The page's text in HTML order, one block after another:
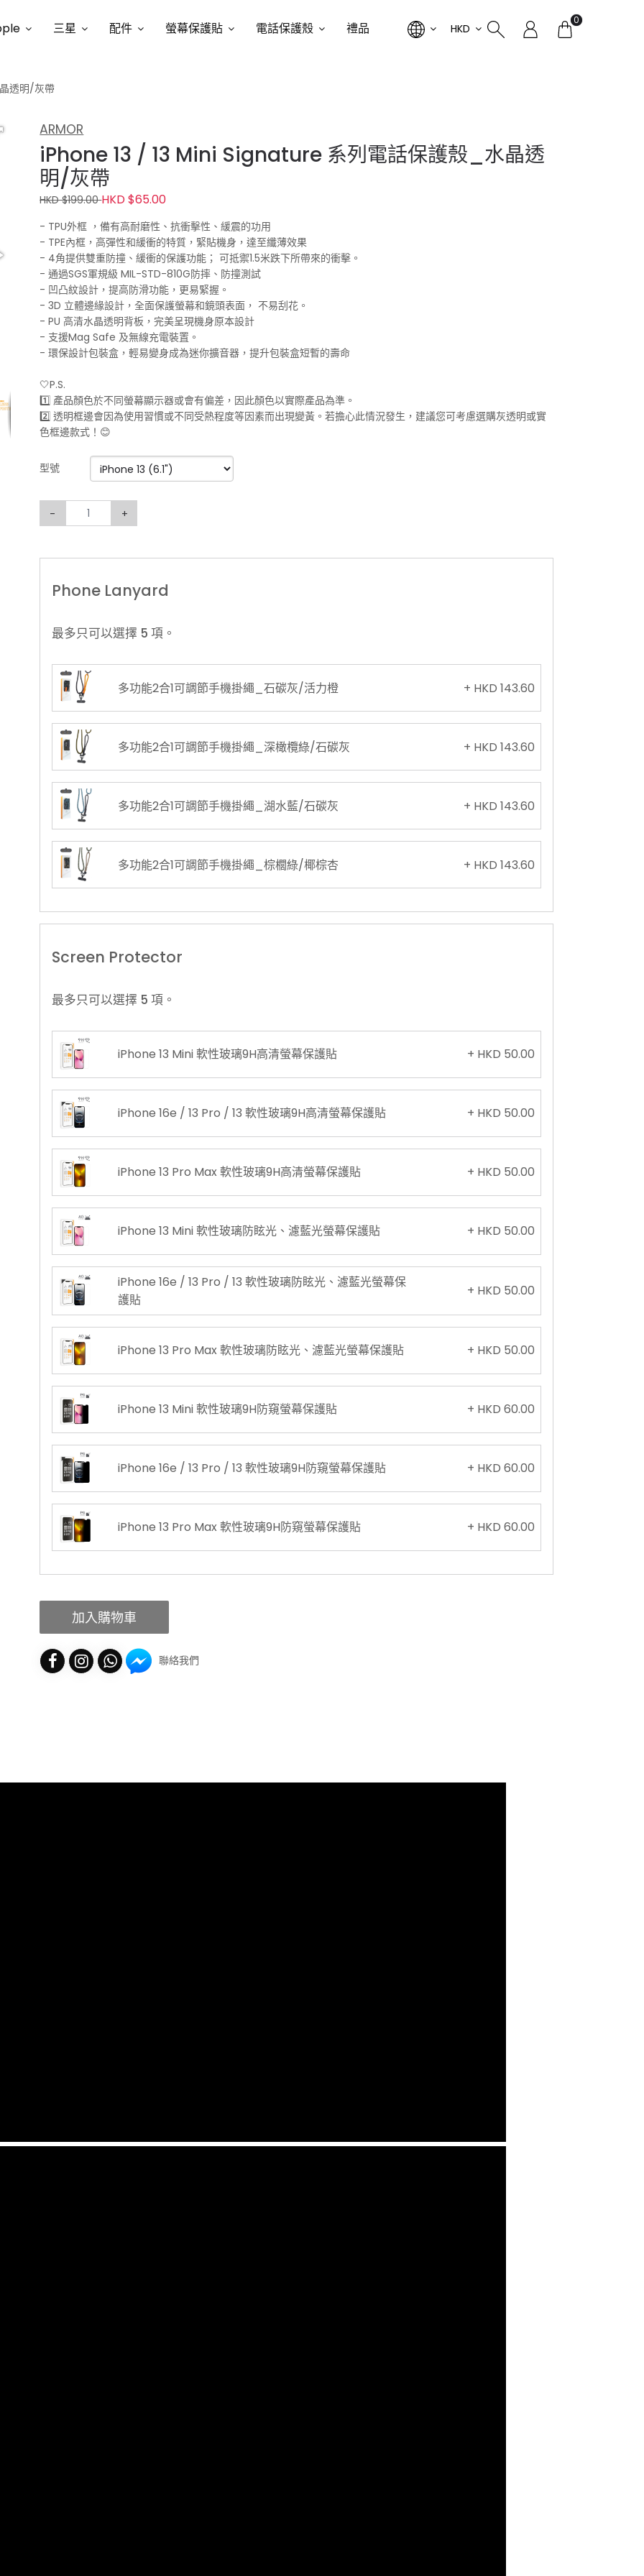
三星 配件 螢幕保護貼 電話保護殼 禮品 HKD
0
透明/灰帶
ARMOR
iPhone 13 / 13 Mini Signature 系列電話保護殼_水晶透
明/灰帶
HKD $199.00HKD $65.00
- TPU外框 ，備有高耐磨性、抗衝擊性、緩震的功用
- TPE內框，高彈性和緩衝的特質，緊貼機身，達至纖薄效果
- 4角提供雙重防撞、緩衝的保護功能； 可抵禦1.5米跌下所帶來的衝擊。
- 通過SGS軍規級 MIL-STD-810G防摔、防撞測試
- 凹凸紋設計，提高防滑功能，更易緊握。
- 3D 立體邊緣設計，全面保護螢幕和鏡頭表面， 不易刮花。
- PU 高清水晶透明背板，完美呈現機身原本設計
- 支援Mag Safe 及無線充電裝置。
- 環保設計包裝盒，輕易變身成為迷你擴音器，提升包裝盒短暫的壽命
🤍P.S.
1️⃣ 產品顏色於不同螢幕顯示器或會有偏差，因此顏色以實際產品為準。
2️⃣ 透明框邊會因為使用習慣或不同受熱程度等因素而出現變黃。若擔心此情況發生，建議您可考慮選購灰透明或實
色框邊款式！😊
型號
- +
Phone Lanyard
最多只可以選擇 5 項。
多功能2合1可調節手機掛繩_石碳灰/活力橙 + HKD 143.60
多功能2合1可調節手機掛繩_深橄欖綠/石碳灰 + HKD 143.60
多功能2合1可調節手機掛繩_湖水藍/石碳灰 + HKD 143.60
多功能2合1可調節手機掛繩_棕櫚綠/椰棕杏 + HKD 143.60
Screen Protector
最多只可以選擇 5 項。
iPhone 13 Mini 軟性玻璃9H高清螢幕保護貼 + HKD 50.00
iPhone 16e / 13 Pro / 13 軟性玻璃9H高清螢幕保護貼 + HKD 50.00
iPhone 13 Pro Max 軟性玻璃9H高清螢幕保護貼 + HKD 50.00
iPhone 13 Mini 軟性玻璃防眩光、濾藍光螢幕保護貼 + HKD 50.00
iPhone 16e / 13 Pro / 13 軟性玻璃防眩光、濾藍光螢幕保
護貼
+ HKD 50.00
iPhone 13 Pro Max 軟性玻璃防眩光、濾藍光螢幕保護貼 + HKD 50.00
iPhone 13 Mini 軟性玻璃9H防窺螢幕保護貼 + HKD 60.00
iPhone 16e / 13 Pro / 13 軟性玻璃9H防窺螢幕保護貼 + HKD 60.00
iPhone 13 Pro Max 軟性玻璃9H防窺螢幕保護貼 + HKD 60.00
加入購物車
聯絡我們